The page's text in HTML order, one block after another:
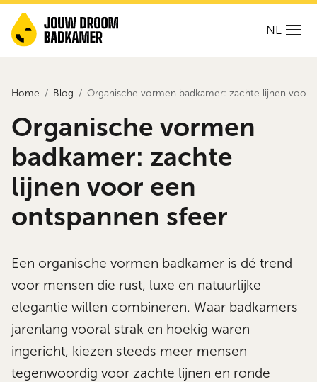
NL
Home Blog Organische vormen badkamer: zachte lijnen voor
Organische vormen
badkamer: zachte
lijnen voor een
ontspannen sfeer
Een organische vormen badkamer is dé trend
voor mensen die rust, luxe en natuurlijke
elegantie willen combineren. Waar badkamers
jarenlang vooral strak en hoekig waren
ingericht, kiezen steeds meer mensen
tegenwoordig voor zachte lijnen en ronde